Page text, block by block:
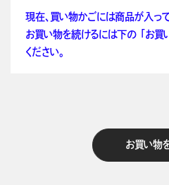
現在、買い物かごには商品が入って
お買い物を続けるには下の 「お買
ください。
お買い物